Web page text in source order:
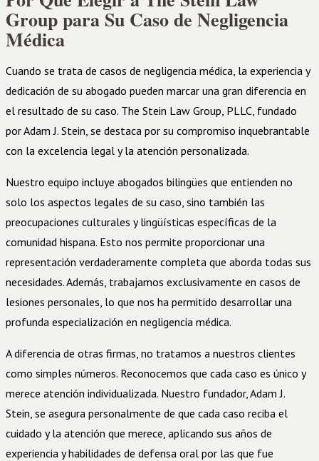
Group para Su Caso de Negligencia
Médica
Cuando se trata de casos de negligencia médica, la experiencia y
dedicación de su abogado pueden marcar una gran diferencia en
el resultado de su caso. The Stein Law Group, PLLC, fundado
por Adam J. Stein, se destaca por su compromiso inquebrantable
con la excelencia legal y la atención personalizada.
Nuestro equipo incluye abogados bilingües que entienden no
solo los aspectos legales de su caso, sino también las
preocupaciones culturales y lingüísticas específicas de la
comunidad hispana. Esto nos permite proporcionar una
representación verdaderamente completa que aborda todas sus
necesidades. Además, trabajamos exclusivamente en casos de
lesiones personales, lo que nos ha permitido desarrollar una
profunda especialización en negligencia médica.
A diferencia de otras firmas, no tratamos a nuestros clientes
como simples números. Reconocemos que cada caso es único y
merece atención individualizada. Nuestro fundador, Adam J.
Stein, se asegura personalmente de que cada caso reciba el
cuidado y la atención que merece, aplicando sus años de
experiencia y habilidades de defensa oral por las que fue